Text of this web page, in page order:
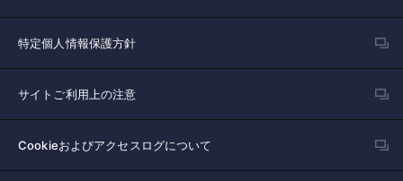
特定個人情報保護方針
サイトご利用上の注意
Cookieおよびアクセスログについて